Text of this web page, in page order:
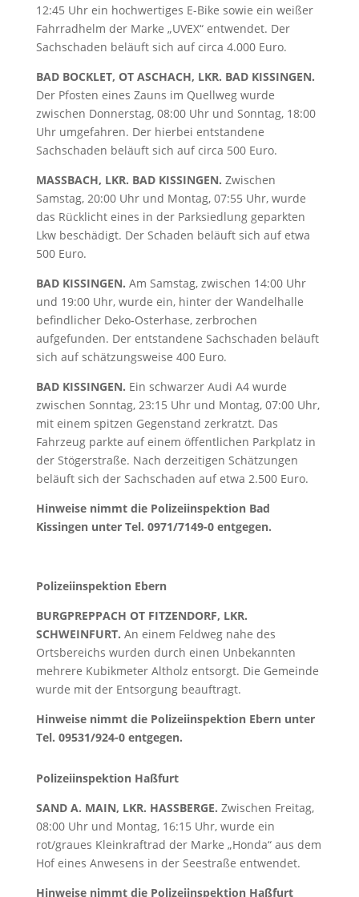
12:45 Uhr ein hochwertiges E-Bike sowie ein weißer
Fahrradhelm der Marke „UVEX“ entwendet. Der
Sachschaden beläuft sich auf circa 4.000 Euro.
BAD BOCKLET, OT ASCHACH, LKR. BAD KISSINGEN.
Der Pfosten eines Zauns im Quellweg wurde
zwischen Donnerstag, 08:00 Uhr und Sonntag, 18:00
Uhr umgefahren. Der hierbei entstandene
Sachschaden beläuft sich auf circa 500 Euro.
MASSBACH, LKR. BAD KISSINGEN. Zwischen
Samstag, 20:00 Uhr und Montag, 07:55 Uhr, wurde
das Rücklicht eines in der Parksiedlung geparkten
Lkw beschädigt. Der Schaden beläuft sich auf etwa
500 Euro.
BAD KISSINGEN. Am Samstag, zwischen 14:00 Uhr
und 19:00 Uhr, wurde ein, hinter der Wandelhalle
befindlicher Deko-Osterhase, zerbrochen
aufgefunden. Der entstandene Sachschaden beläuft
sich auf schätzungsweise 400 Euro.
BAD KISSINGEN. Ein schwarzer Audi A4 wurde
zwischen Sonntag, 23:15 Uhr und Montag, 07:00 Uhr,
mit einem spitzen Gegenstand zerkratzt. Das
Fahrzeug parkte auf einem öffentlichen Parkplatz in
der Stögerstraße. Nach derzeitigen Schätzungen
beläuft sich der Sachschaden auf etwa 2.500 Euro.
Hinweise nimmt die Polizeiinspektion Bad
Kissingen unter Tel. 0971/7149-0 entgegen.
Polizeiinspektion Ebern
BURGPREPPACH OT FITZENDORF, LKR.
SCHWEINFURT. An einem Feldweg nahe des
Ortsbereichs wurden durch einen Unbekannten
mehrere Kubikmeter Altholz entsorgt. Die Gemeinde
wurde mit der Entsorgung beauftragt.
Hinweise nimmt die Polizeiinspektion Ebern unter
Tel. 09531/924-0 entgegen.
Polizeiinspektion Haßfurt
SAND A. MAIN, LKR. HASSBERGE. Zwischen Freitag,
08:00 Uhr und Montag, 16:15 Uhr, wurde ein
rot/graues Kleinkraftrad der Marke „Honda“ aus dem
Hof eines Anwesens in der Seestraße entwendet.
Hinweise nimmt die Polizeiinspektion Haßfurt